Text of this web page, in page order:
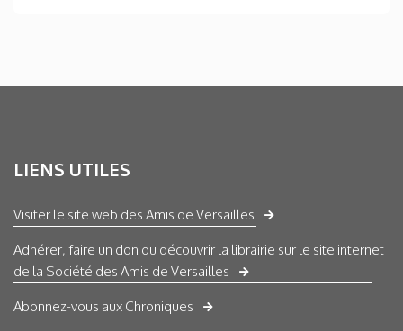
LIENS UTILES
Visiter le site web des Amis de Versailles
Adhérer, faire un don ou découvrir la librairie sur le site internet
de la Société des Amis de Versailles
Abonnez-vous aux Chroniques